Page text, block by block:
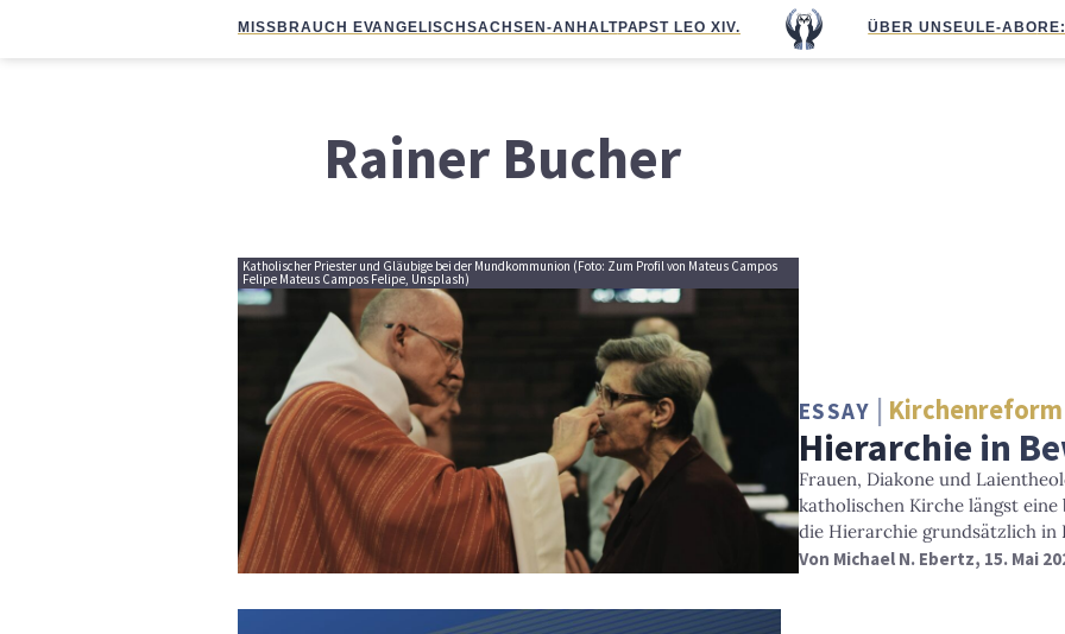
MISSBRAUCH EVANGELISCHSACHSEN-ANHALTPAPST LEO XIV. ÜBER UNS EULE-ABO
Rainer Bucher
Katholischer Priester und Gläubige bei der Mundkommunion (Foto: Zum Profil von Mateus Campos
Felipe Mateus Campos Felipe, Unsplash)
ESSAY Kirchenreform
Hierarchie in
Frauen, Diakone und
katholischen Kirche längst eine
die Hierarchie grundsätzlich in
Von Michael N. Ebertz, 15. Mai